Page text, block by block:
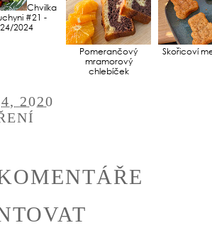
Chvilka
#21 -
24/2024
Pomerančový
mramorový
chlebíček
Skořicoví
2020